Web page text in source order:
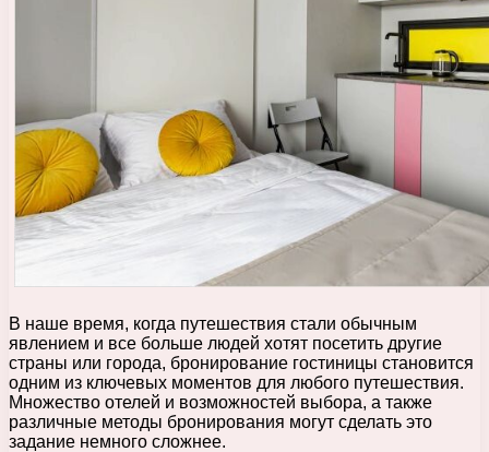
В наше время, когда путешествия стали обычным
явлением и все больше людей хотят посетить другие
страны или города, бронирование гостиницы становится
одним из ключевых моментов для любого путешествия.
Множество отелей и возможностей выбора, а также
различные методы бронирования могут сделать это
задание немного сложнее.